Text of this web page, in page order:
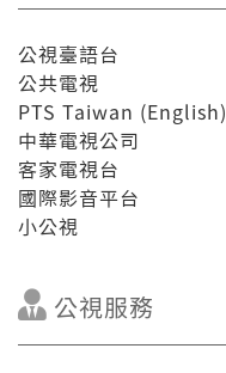
公視臺語台
公共電視
PTS Taiwan (English)
中華電視公司
客家電視台
國際影音平台
小公視
公視服務